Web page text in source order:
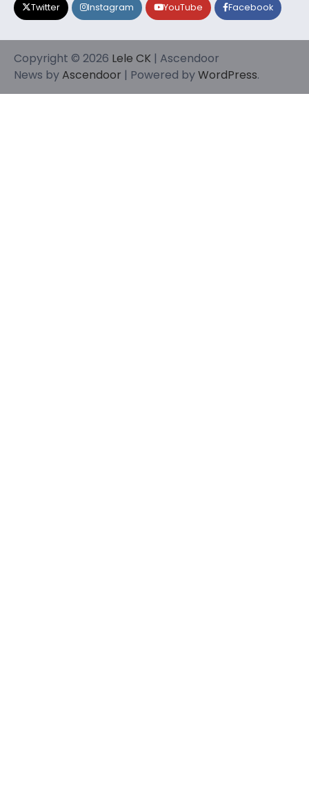
Twitter Instagram YouTube Facebook
Copyright © 2026 Lele CK | Ascendoor
News byAscendoor | Powered byWordPress.